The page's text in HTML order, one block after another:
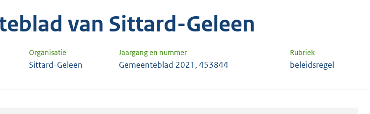
van Sittard-Geleen
Organisatie Jaargang en nummer Rubriek
Sittard-Geleen Gemeenteblad 2021, 453844 beleidsregel